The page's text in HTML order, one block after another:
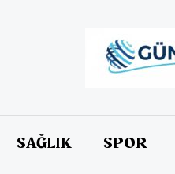
SAĞLIK SPOR